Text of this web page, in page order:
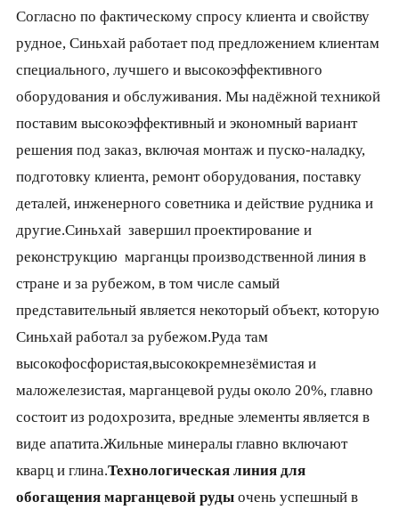
Согласно по фактическому спросу клиента и свойству
рудное, Синьхай работает под предложением клиентам
специального, лучшего и высокоэффективного
оборудования и обслуживания. Мы надёжной техникой
поставим высокоэффективный и экономный вариант
решения под заказ, включая монтаж и пуско-наладку,
подготовку клиента, ремонт оборудования, поставку
деталей, инженерного советника и действие рудника и
другие.Синьхай завершил проектирование и
реконструкцию марганцы производственной линия в
стране и за рубежом, в том числе самый
представительный является некоторый объект, которую
Синьхай работал за рубежом.Руда там
высокофосфористая,высококремнезёмистая и
маложелезистая, марганцевой руды около 20%, главно
состоит из родохрозита, вредные элементы является в
виде апатита.Жильные минералы главно включают
кварц и глина.Технологическая линия для
обогащения марганцевой рудыочень успешный в